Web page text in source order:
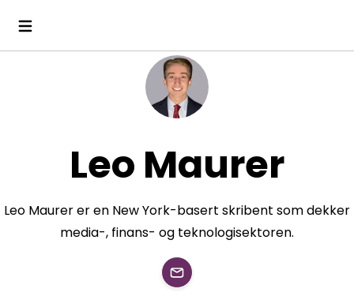
Leo Maurer
Leo Maurer er en New York-basert skribent som dekker
media-, finans- og teknologisektoren.